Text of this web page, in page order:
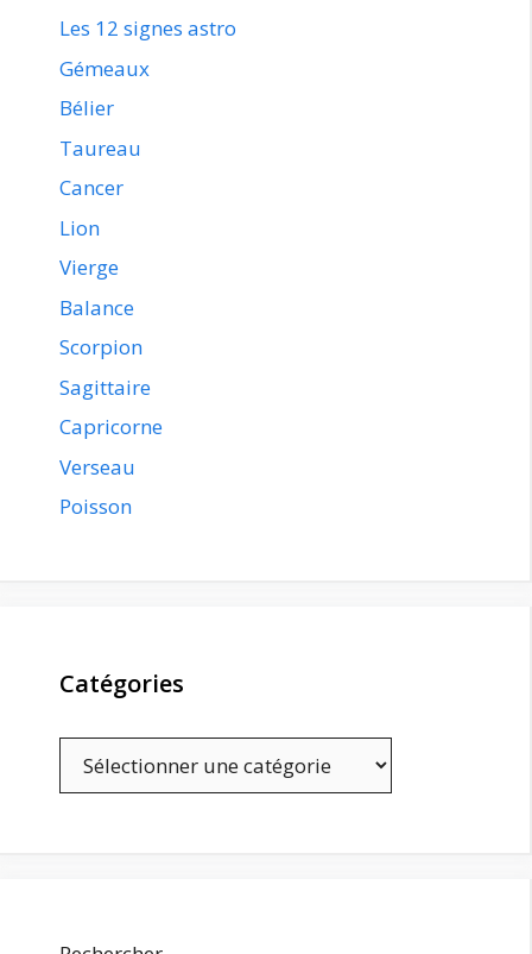
Les 12 signes astro
Gémeaux
Bélier
Taureau
Cancer
Lion
Vierge
Balance
Scorpion
Sagittaire
Capricorne
Verseau
Poisson
Catégories